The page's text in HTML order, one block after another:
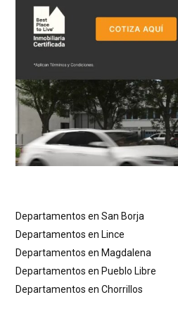
Departamentos en San Borja
Departamentos en Lince
Departamentos en Magdalena
Departamentos en Pueblo Libre
Departamentos en Chorrillos